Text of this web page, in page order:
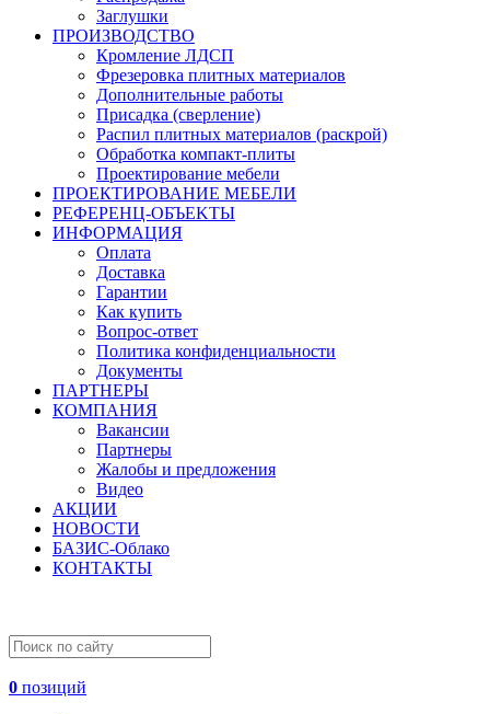
Заглушки
ПРОИЗВОДСТВО
Кромление ЛДСП
Фрезеровка плитных материалов
Дополнительные работы
Присадка (сверление)
Распил плитных материалов (раскрой)
Обработка компакт-плиты
Проектирование мебели
ПРОЕКТИРОВАНИЕ МЕБЕЛИ
РЕФЕРЕНЦ-ОБЪЕKТЫ
ИНФОРМАЦИЯ
Оплата
Доставка
Гарантии
Как купить
Вопрос-ответ
Политика конфиденциальности
Документы
ПАРТНЕРЫ
КОМПАНИЯ
Вакансии
Партнеры
Жалобы и предложения
Видео
АКЦИИ
НОВОСТИ
БАЗИС-Облако
КОНТАКТЫ
0 позиций